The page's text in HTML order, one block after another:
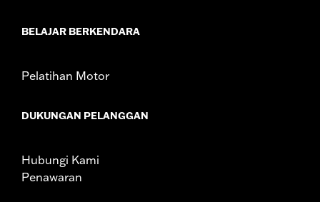
In the Box:1 leather rosette and lacing strap
BELAJAR BERKENDARA
Pelatihan Motor
DUKUNGAN PELANGGAN
Hubungi Kami
Penawaran